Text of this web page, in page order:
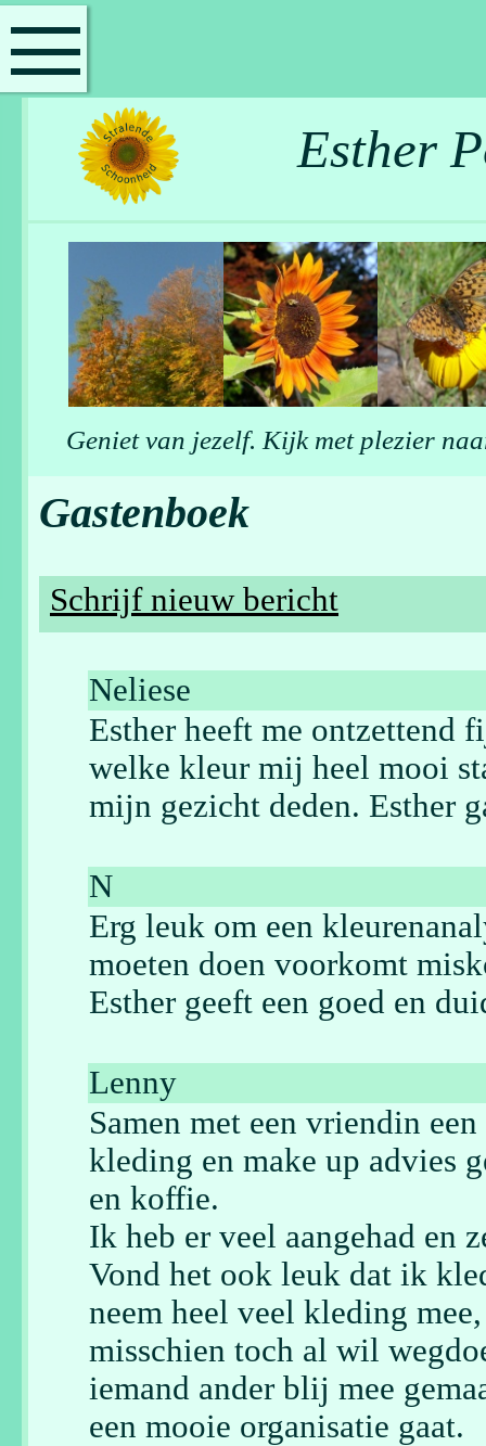
Esther
Geniet van jezelf. Kijk met plezier
Gastenboek
Schrijf nieuw bericht
Neliese
Esther heeft me ontzettend
welke kleur mij heel mooi
mijn gezicht deden. Esther
N
Erg leuk om een
moeten doen voorkomt
Esther geeft een goed en
Lenny
Samen met een vriendin
kleding en make up advies
en koffie.
Ik heb er veel aangehad en
Vond het ook leuk dat ik
neem heel veel kleding
misschien toch al wil
iemand ander blij mee
een mooie organisatie gaat.